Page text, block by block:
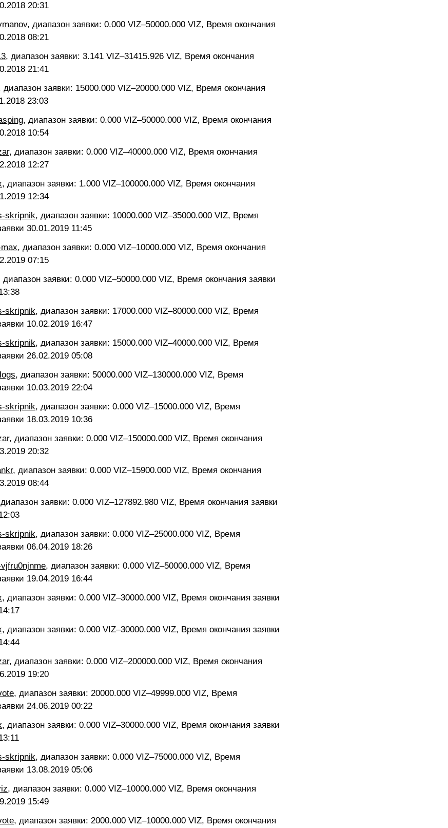
20:31
, диапазон заявки: 0.000 VIZ–50000.000 VIZ, Время окончания
08:21
, диапазон заявки: 3.141 VIZ–31415.926 VIZ, Время окончания
21:41
диапазон заявки: 15000.000 VIZ–20000.000 VIZ, Время окончания
23:03
, диапазон заявки: 0.000 VIZ–50000.000 VIZ, Время окончания
10:54
, диапазон заявки: 0.000 VIZ–40000.000 VIZ, Время окончания
12:27
, диапазон заявки: 1.000 VIZ–100000.000 VIZ, Время окончания
12:34
skripnik, диапазон заявки: 10000.000 VIZ–35000.000 VIZ, Время
30.01.2019 11:45
, диапазон заявки: 0.000 VIZ–10000.000 VIZ, Время окончания
07:15
диапазон заявки: 0.000 VIZ–50000.000 VIZ, Время окончания заявки
skripnik, диапазон заявки: 17000.000 VIZ–80000.000 VIZ, Время
10.02.2019 16:47
skripnik, диапазон заявки: 15000.000 VIZ–40000.000 VIZ, Время
26.02.2019 05:08
, диапазон заявки: 50000.000 VIZ–130000.000 VIZ, Время
10.03.2019 22:04
skripnik, диапазон заявки: 0.000 VIZ–15000.000 VIZ, Время
18.03.2019 10:36
, диапазон заявки: 0.000 VIZ–150000.000 VIZ, Время окончания
20:32
, диапазон заявки: 0.000 VIZ–15900.000 VIZ, Время окончания
08:44
заявки: 0.000 VIZ–127892.980 VIZ, Время окончания заявки
skripnik, диапазон заявки: 0.000 VIZ–25000.000 VIZ, Время
06.04.2019 18:26
, диапазон заявки: 0.000 VIZ–50000.000 VIZ, Время
19.04.2019 16:44
, диапазон заявки: 0.000 VIZ–30000.000 VIZ, Время окончания заявки
, диапазон заявки: 0.000 VIZ–30000.000 VIZ, Время окончания заявки
, диапазон заявки: 0.000 VIZ–200000.000 VIZ, Время окончания
19:20
, диапазон заявки: 20000.000 VIZ–49999.000 VIZ, Время
24.06.2019 00:22
, диапазон заявки: 0.000 VIZ–30000.000 VIZ, Время окончания заявки
skripnik, диапазон заявки: 0.000 VIZ–75000.000 VIZ, Время
13.08.2019 05:06
, диапазон заявки: 0.000 VIZ–10000.000 VIZ, Время окончания
15:49
, диапазон заявки: 2000.000 VIZ–10000.000 VIZ, Время окончания